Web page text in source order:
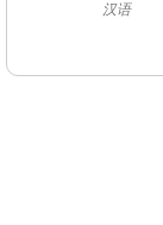
汉语